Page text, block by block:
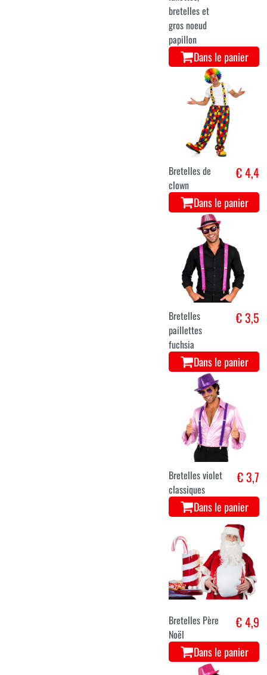
bretelles et
gros noeud
papillon
Dans le panier
Bretelles de
clown
€ 4,4
Dans le panier
Bretelles
paillettes
fuchsia
€ 3,5
Dans le panier
Bretelles violet
classiques
€ 3,7
Dans le panier
Bretelles Père
Noël
€ 4,9
Dans le panier